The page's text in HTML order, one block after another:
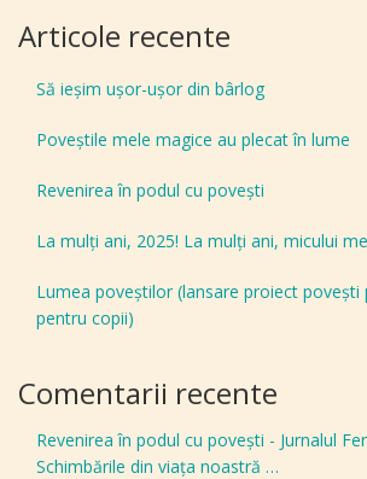
Articole recente
Să ieșim ușor-ușor din bârlog
Poveștile mele magice au plecat în lume
Revenirea în podul cu povești
La mulți ani, 2025! La mulți ani, micului
Lumea poveștilor (lansare proiect povești
pentru copii)
Comentarii recente
Revenirea în podul cu povești - Jurnalul
Schimbările din viața noastră …